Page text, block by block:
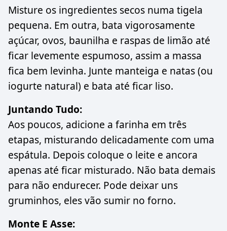
Misture os ingredientes secos numa tigela
pequena. Em outra, bata vigorosamente
açúcar, ovos, baunilha e raspas de limão até
ficar levemente espumoso, assim a massa
fica bem levinha. Junte manteiga e natas (ou
iogurte natural) e bata até ficar liso.
Juntando Tudo:
Aos poucos, adicione a farinha em três
etapas, misturando delicadamente com uma
espátula. Depois coloque o leite e ancora
apenas até ficar misturado. Não bata demais
para não endurecer. Pode deixar uns
gruminhos, eles vão sumir no forno.
Monte E Asse: